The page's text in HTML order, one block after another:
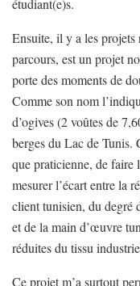
Ensuite, il y a les
parcours, est un projet
porte des moments de
Comme son nom
d’ogives (2 voûtes de
berges du Lac de Tunis.
que praticienne, de faire
mesurer l’écart entre la
client tunisien, du degré
et de la main d’œuvre
réduites du tissu
Ce projet m’a surtout